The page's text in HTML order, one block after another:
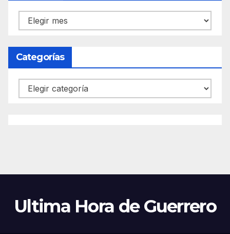
Archivos
Categorías
Categorías
Ultima Hora de Guerrero